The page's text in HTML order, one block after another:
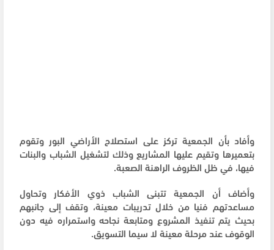
وأفاد بأن الجمعية تركز على استصلاح الأراضي البور وتقوم
بتعميرها وتقيم عليها المشاريع وذلك لتشغيل الشباب والبنات
فيها، في ظل الظروف الراهنة الصعبة.
وأضاف أن الجمعية تتبنى الشباب ذوي الأفكار وتحاول
مساعدتهم فنيا من خلال تدريبات معينة، وتقف إلى جانبهم
بحيث يتم تنفيذ المشروع ومتابعة نجاحه واستمراره فيه دون
الوقوف عند مرحلة معينة لا سيما التسويق.